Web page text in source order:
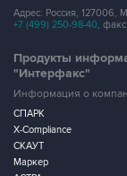
Продукты
Информация о
СПАРК
X-Compliance
СКАУТ
Маркер
АСТРА
Новости и рынки